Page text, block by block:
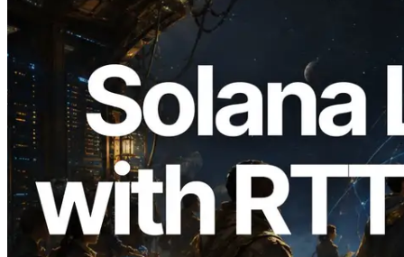
2026.08.05
ERPC ขยาย Solana Leader Slot API ด้วย
การวัด Ping จาก 7 Region ทั่วโลก พร้อม
เปิดตัว Validators Information API